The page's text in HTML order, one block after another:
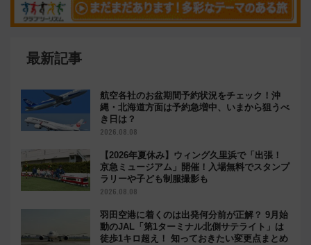
最新記事
航空各社のお盆期間予約状況をチェック！沖
縄・北海道方面は予約急増中、いまから狙うべ
き日は？
2026.08.08
【2026年夏休み】ウィング久里浜で「出張！
京急ミュージアム」開催！入場無料でスタンプ
ラリーや子ども制服撮影も
2026.08.08
羽田空港に着くのは出発何分前が正解？ 9月始
動のJAL「第1ターミナル北側サテライト」は
徒歩1キロ超え！ 知っておきたい変更点まとめ